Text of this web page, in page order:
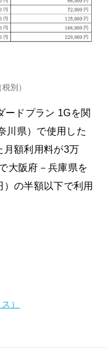
別）
ードプラン 1Gを関
川県）で使用した
月額利用料が3万
大阪府－兵庫県を
の半額以下で利用
）